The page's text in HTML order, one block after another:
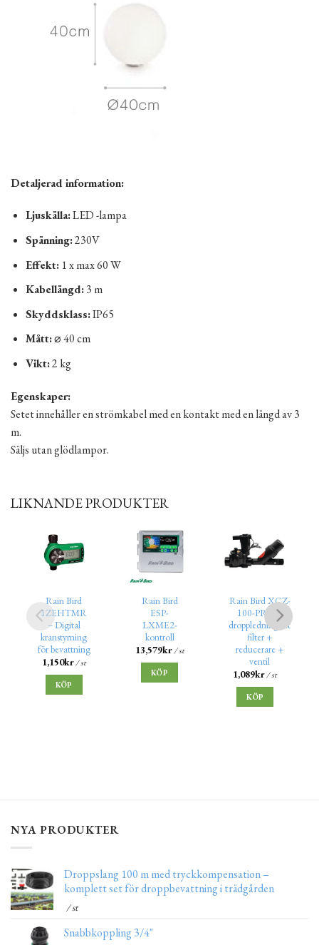
Detaljerad information:
Ljuskälla:LED -lampa
Spänning:230V
Effekt:1 x max 60 W
Kabellängd:3 m
Skyddsklass:IP65
Mått:⌀ 40 cm
Vikt:2 kg
Egenskaper:
Setet innehåller en strömkabel med en kontakt med en längd av 3
m.
Säljs utan glödlampor.
LIKNANDE PRODUKTER
Rain Bird
1ZEHTMR
– Digital
kranstyrning
för bevattning
1,150kr/ st
KÖP
Rain Bird
ESP-
LXME2-
kontroll
13,579kr/ st
KÖP
Rain Bird XCZ-
100-PRF 1″
droppledningskit
filter +
reducerare +
ventil
1,089kr/ st
KÖP
NYA PRODUKTER
Droppslang 100 m med tryckkompensation –
komplett set för droppbevattning i trädgården
/ st
Snabbkoppling 3/4"